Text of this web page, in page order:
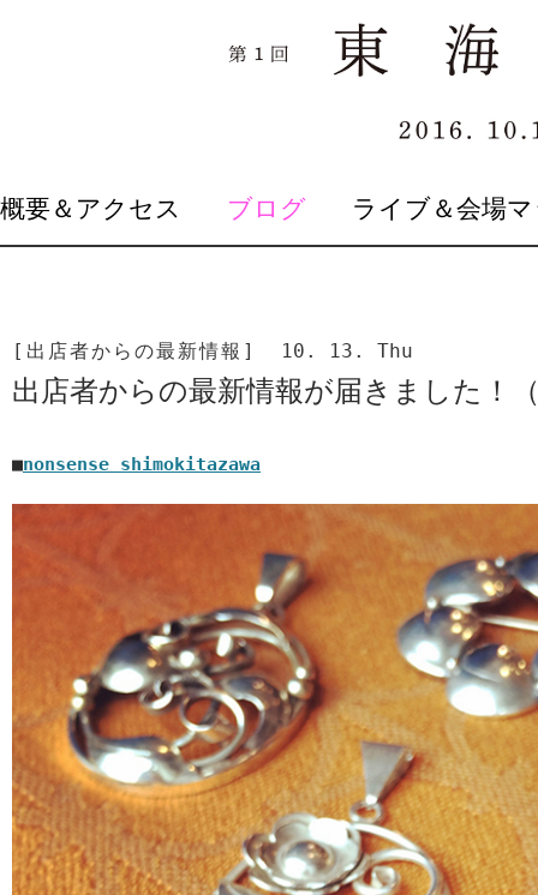
SKIP
TO
概要＆アクセス ブログ ライブ＆会場
[出店者からの最新情報] 10. 13. Thu
出店者からの最新情報が届きました！
■nonsense shimokitazawa